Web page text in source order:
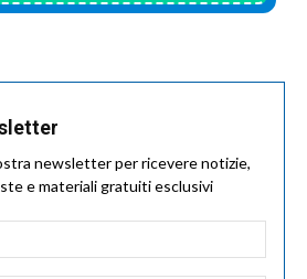
newsletter per ricevere notizie,
e materiali gratuiti esclusivi